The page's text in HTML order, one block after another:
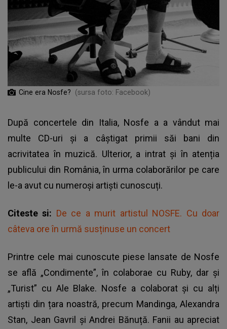
Cine era Nosfe? (sursa foto: Facebook)
După concertele din Italia, Nosfe a a vândut mai
multe CD-uri și a câștigat primii săi bani din
acrivitatea în muzică. Ulterior, a intrat și în atenția
publicului din România, în urma colaborărilor pe care
le-a avut cu numeroși artiști cunoscuți.
Citeste si: De ce a murit artistul NOSFE. Cu doar
câteva ore în urmă susținuse un concert
Printre cele mai cunoscute piese lansate de Nosfe
se află „Condimente”, în colaborae cu Ruby, dar și
„Turist” cu Ale Blake. Nosfe a colaborat și cu alți
artiști din țara noastră, precum Mandinga, Alexandra
Stan, Jean Gavril și Andrei Bănuță. Fanii au apreciat